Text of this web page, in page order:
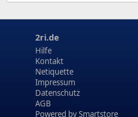
2ri.de
Hilfe
Kontakt
Netiquette
Impressum
Datenschutz
AGB
Powered bySmartstore